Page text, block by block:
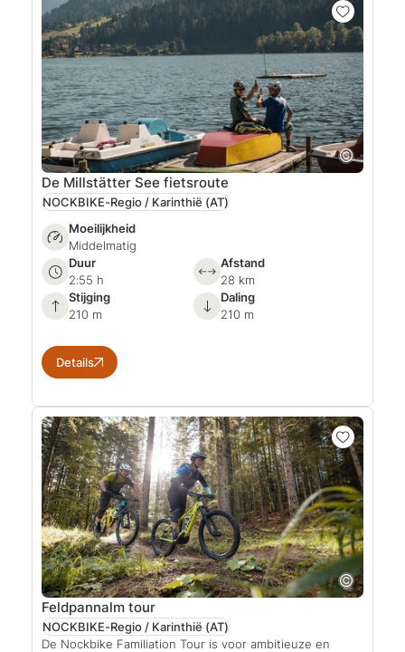
De Millstätter See fietsroute
NOCKBIKE-Regio / Karinthië (AT)
Moeilijkheid
Middelmatig
Duur
2:55 h
Afstand
28 km
Stijging
210 m
Daling
210 m
Details
Feldpannalm tour
NOCKBIKE-Regio / Karinthië (AT)
De Nockbike Familiation Tour is voor ambitieuze en